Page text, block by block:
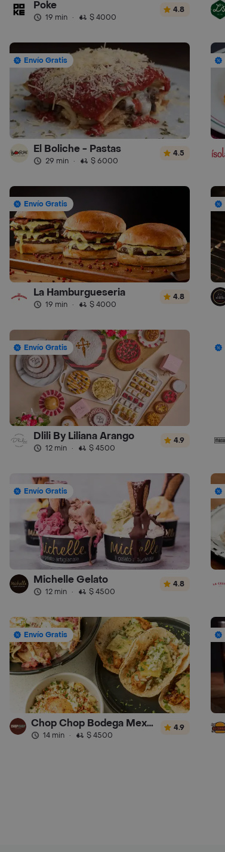
Poke
19 min · $ 4000
4.8
Envío Gratis
El Boliche - Pastas
29 min · $ 6000
4.5
Envío Gratis
La Hamburgueseria
19 min · $ 4000
4.8
Envío Gratis
Dlili By Liliana Arango
12 min · $ 4500
4.9
Envío Gratis
Michelle Gelato
12 min · $ 4500
4.8
Envío Gratis
Chop Chop Bodega Mexicana
14 min · $ 4500
4.9